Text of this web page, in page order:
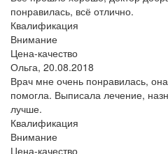
понравилась, всё отлично.
Квалификация
Внимание
Цена-качество
Ольга, 20.08.2018
Врач мне очень понравилась,
помогла. Выписала лечение,
лучше.
Квалификация
Внимание
Цена-качество